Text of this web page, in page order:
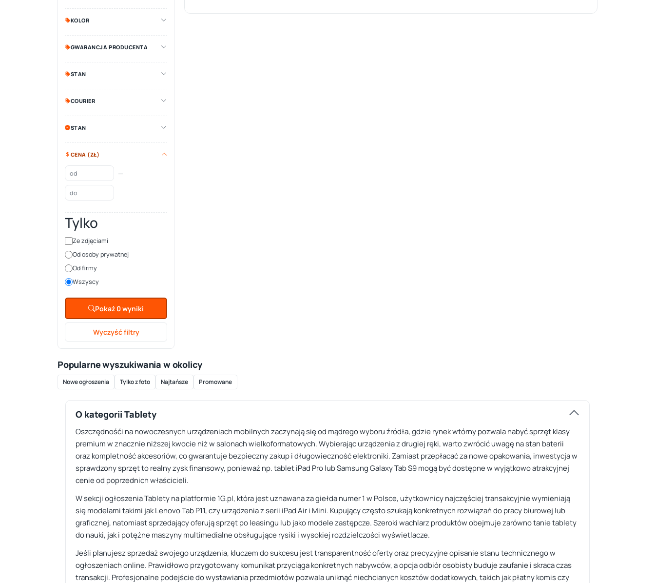
KOLOR
GWARANCJA PRODUCENTA
STAN
COURIER
STAN
CENA (ZŁ)
—
Tylko
Ze zdjęciami
Od osoby prywatnej
Od firmy
Wszyscy
Pokaż 0 wyniki
Wyczyść filtry
Popularne wyszukiwania w okolicy
Nowe ogłoszenia Tylko z foto Najtańsze Promowane
O kategorii Tablety
Oszczędnośći na nowoczesnych urządzeniach mobilnych zaczynają się od mądrego wyboru źródła, gdzie rynek wtórny pozwala nabyć sprzęt klasy
premium w znacznie niższej kwocie niż w salonach wielkoformatowych. Wybierając urządzenia z drugiej ręki, warto zwrócić uwagę na stan baterii
oraz kompletność akcesoriów, co gwarantuje bezpieczny zakup i długowieczność elektroniki. Zamiast przepłacać za nowe opakowania, inwestycja w
sprawdzony sprzęt to realny zysk finansowy, ponieważ np. tablet iPad Pro lub Samsung Galaxy Tab S9 mogą być dostępne w wyjątkowo atrakcyjnej
cenie od poprzednich właścicieli.
W sekcji ogłoszenia Tablety na platformie 1G.pl, która jest uznawana za giełda numer 1 w Polsce, użytkownicy najczęściej transakcyjnie wymieniają
się modelami takimi jak Lenovo Tab P11, czy urządzenia z serii iPad Air i Mini. Kupujący często szukają konkretnych rozwiązań do pracy biurowej lub
graficznej, natomiast sprzedający oferują sprzęt po leasingu lub jako modele zastępcze. Szeroki wachlarz produktów obejmuje zarówno tanie tablety
do nauki, jak i potężne maszyny multimedialne obsługujące rysiki i wysokiej rozdzielczości wyświetlacze.
Jeśli planujesz sprzedaż swojego urządzenia, kluczem do sukcesu jest transparentność oferty oraz precyzyjne opisanie stanu technicznego w
ogłoszeniach online. Prawidłowo przygotowany komunikat przyciąga konkretnych nabywców, a opcja odbiór osobisty buduje zaufanie i skraca czas
transakcji. Profesjonalne podejście do wystawiania przedmiotów pozwala uniknąć niechcianych kosztów dodatkowych, takich jak płatny komis czy